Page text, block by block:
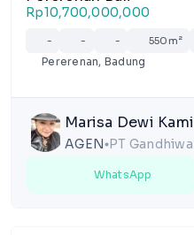
Rp10,700,000,000
- - - 550m²
Pererenan, Badung
Marisa Dewi
AGEN lens PT
WhatsApp